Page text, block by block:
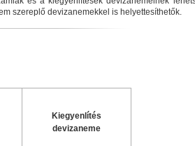
szereplő devizanemekkel is helyettesíthetők.
Kiegyenlítés
devizaneme